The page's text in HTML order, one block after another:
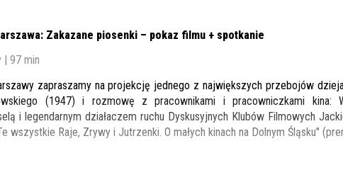
Zakazane piosenki – pokaz filmu + spotkanie
| 97 min
zapraszamy na projekcję jednego z największych przebojów
(1947) i rozmowę z pracownikami i pracowniczkami kina:
i legendarnym działaczem ruchu Dyskusyjnych Klubów Filmowych
wszystkie Raje, Zrywy i Jutrzenki. O małych kinach na Dolnym Śląsku"